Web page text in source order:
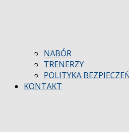
NABÓR
TRENERZY
POLITYKA
KONTAKT